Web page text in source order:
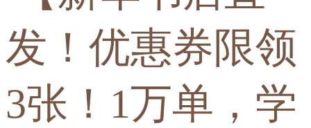
发！优惠券限领
3张！1万单，学